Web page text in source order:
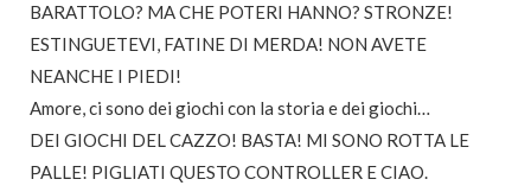
BARATTOLO? MA CHE POTERI HANNO? STRONZE!
ESTINGUETEVI, FATINE DI MERDA! NON AVETE
NEANCHE I PIEDI!
Amore, ci sono dei giochi con la storia e dei giochi…
DEI GIOCHI DEL CAZZO! BASTA! MI SONO ROTTA LE
PALLE! PIGLIATI QUESTO CONTROLLER E CIAO.